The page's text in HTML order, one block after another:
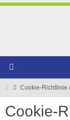
StartCookie-Richtlinie
Cookie-